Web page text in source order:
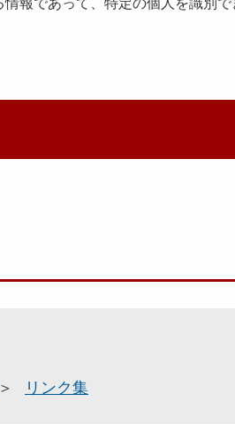
報であって、特定の個人を識別で
リンク集